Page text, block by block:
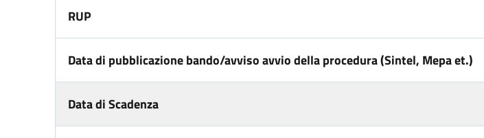
RUP
Data di pubblicazione bando/avviso avvio della procedura (Sintel, Mepa et.)
Data di Scadenza